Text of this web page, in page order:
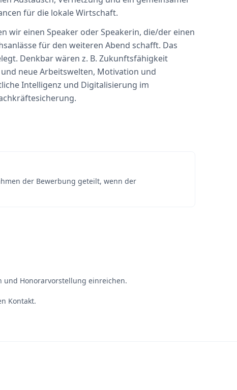
für die lokale Wirtschaft.
wir einen Speaker oder Speakerin, die/der einen
für den weiteren Abend schafft. Das
Denkbar wären z. B. Zukunftsfähigkeit
neue Arbeitswelten, Motivation und
Intelligenz und Digitalisierung im
der Bewerbung geteilt, wenn der
Honorarvorstellung einreichen.
Kontakt.